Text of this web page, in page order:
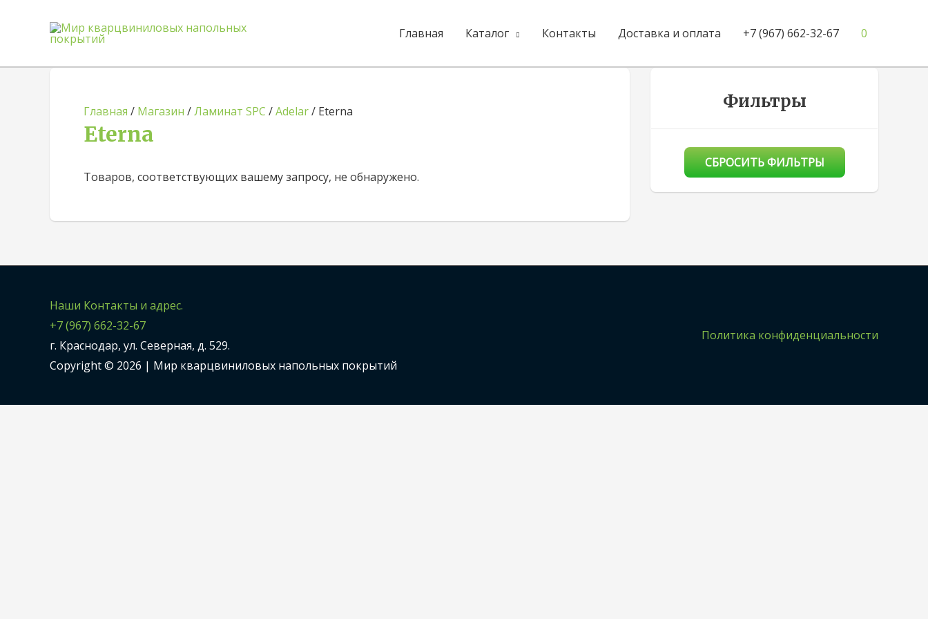
Главная Каталог Контакты Доставка и оплата +7 (967) 662-32-67 0
Главная / Магазин /Ламинат SPC /Adelar/ Eterna
Eterna
Товаров, соответствующих вашему запросу, не обнаружено.
Фильтры
СБРОСИТЬ ФИЛЬТРЫ
Наши Контакты и адрес.
+7 (967) 662-32-67
г. Краснодар, ул. Северная, д. 529.
Copyright © 2026 | Мир кварцвиниловых напольных покрытий
Политика конфиденциальности